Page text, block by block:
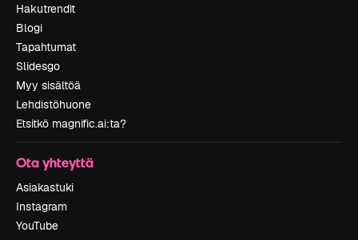
Hakutrendit
Blogi
Tapahtumat
Slidesgo
Myy sisältöä
Lehdistöhuone
Etsitkö magnific.ai:ta?
Ota yhteyttä
Asiakastuki
Instagram
YouTube